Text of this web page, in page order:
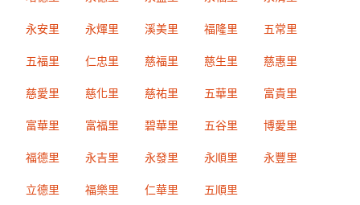
永安里 永煇里 溪美里 福隆里 五常里
五福里 仁忠里 慈福里 慈生里 慈惠里
慈愛里 慈化里 慈祐里 五華里 富貴里
富華里 富福里 碧華里 五谷里 博愛里
福德里 永吉里 永發里 永順里 永豐里
立德里 福樂里 仁華里 五順里